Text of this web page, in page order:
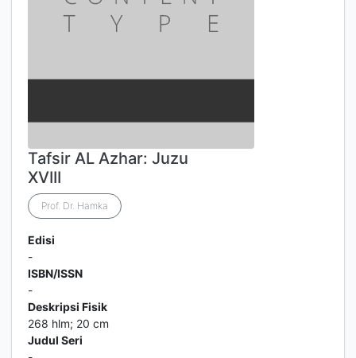
Tafsir AL Azhar: Juzu
XVIII
Prof. Dr. Hamka
Edisi
-
ISBN/ISSN
-
Deskripsi Fisik
268 hlm; 20 cm
Judul Seri